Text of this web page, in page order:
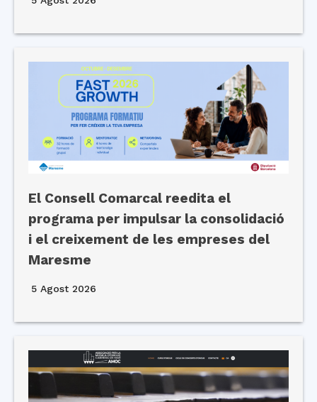
El Consell Comarcal reedita el
programa per impulsar la consolidació
i el creixement de les empreses del
Maresme
5 Agost 2026